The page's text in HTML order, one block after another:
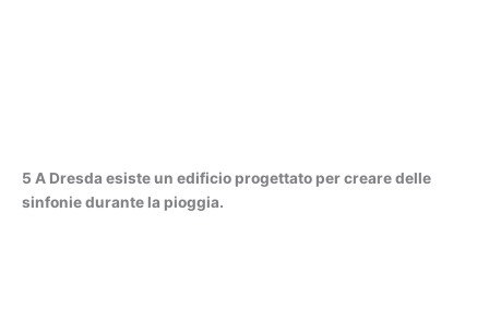
5 A Dresda esiste un edificio progettato per creare delle
sinfonie durante la pioggia.